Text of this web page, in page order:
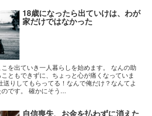
18歳になったら出ていけは、わが
家だけではなかった
を出ていき一人暮らしを始めます。 なんの助
ともできずに、ちょっと心が痛くなっていま
送りしてもらってる！なんで俺だけ？なんてよ
です。 確かにそう...
自信喪失、お金を払わずに消えた